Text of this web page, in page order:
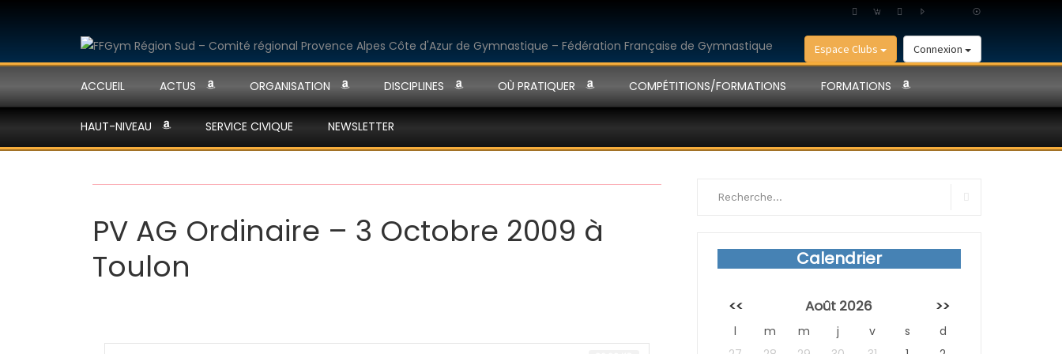
Connexion
Espace Clubs
ACCUEIL ACTUS ORGANISATION DISCIPLINES OÙ PRATIQUER COMPÉTITIONS/FORMATIONS FORMATIONS
HAUT-NIVEAU SERVICE CIVIQUE NEWSLETTER
PV AG Ordinaire – 3 Octobre 2009 à
Toulon
Calendrier
<< Août 2026 >>
l m m j v s
d